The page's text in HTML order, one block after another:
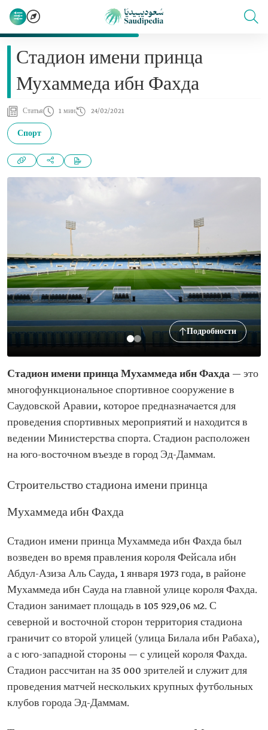
Стадион имени принца
Мухаммеда ибн Фахда
Статья 1 мин 24/02/2021
Спорт
Подробности
Стадион имени принца Мухаммеда ибн Фахда — это
многофункциональное спортивное сооружение в
Саудовской Аравии, которое предназначается для
проведения спортивных мероприятий и находится в
ведении Министерства спорта. Стадион расположен
на юго-восточном въезде в город Эд-Даммам.
Строительство стадиона имени принца
Мухаммеда ибн Фахда
Стадион имени принца Мухаммеда ибн Фахда был
возведен во время правления короля Фейсала ибн
Абдул-Азиза Аль Сауда, 1 января 1973 года, в районе
Мухаммеда ибн Сауда на главной улице короля Фахда.
Стадион занимает площадь в 105 929,06 м2. С
северной и восточной сторон территория стадиона
граничит со второй улицей (улица Билала ибн Рабаха),
а с юго-западной стороны — с улицей короля Фахда.
Стадион рассчитан на 35 000 зрителей и служит для
проведения матчей нескольких крупных футбольных
клубов города Эд-Даммам.